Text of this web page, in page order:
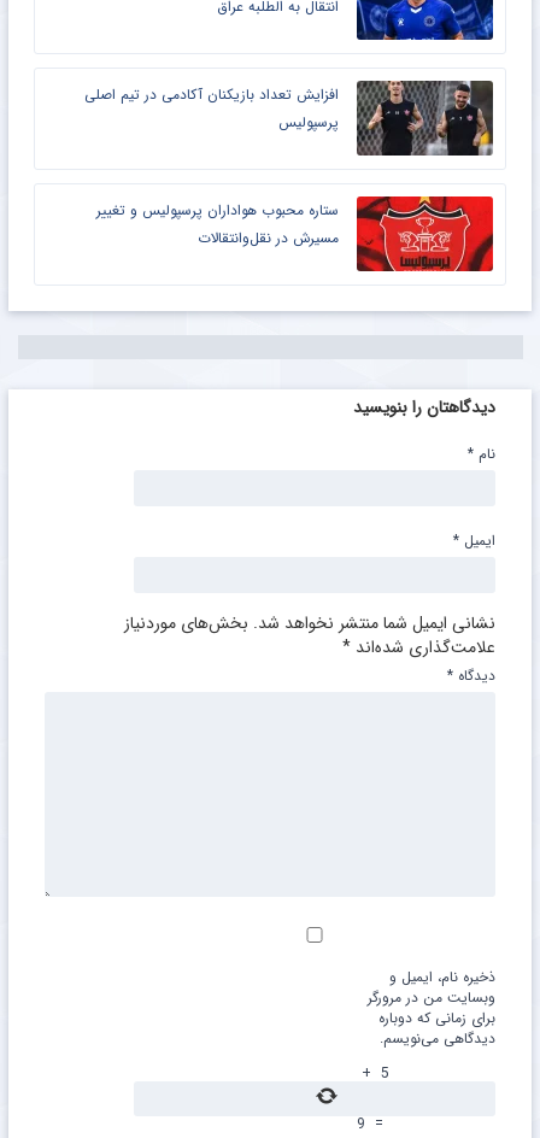
انتقال به الطلبه عراق
افزایش تعداد بازیکنان آکادمی در تیم اصلی
پرسپولیس
ستاره محبوب هواداران پرسپولیس و تغییر
مسیرش در نقل‌وانتقالات
دیدگاهتان را بنویسید
نشانی ایمیل شما منتشر نخواهد شد. بخش‌های موردنیاز
علامت‌گذاری شده‌اند *
دیدگاه *
نام *
ایمیل *
ذخیره نام، ایمیل و
وبسایت من در مرورگر
برای زمانی که دوباره
دیدگاهی می‌نویسم.
5
+
=
9